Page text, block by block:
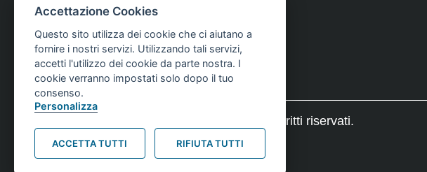
P.Iva 01232710374
Footer credits
© Comune di Bologna 2023. Tutti i diritti riservati.
Accettazione Cookies
Questo sito utilizza dei cookie che ci aiutano a
fornire i nostri servizi. Utilizzando tali servizi,
accetti l'utilizzo dei cookie da parte nostra. I
cookie verranno impostati solo dopo il tuo
consenso.
Personalizza
ACCETTA TUTTI RIFIUTA TUTTI